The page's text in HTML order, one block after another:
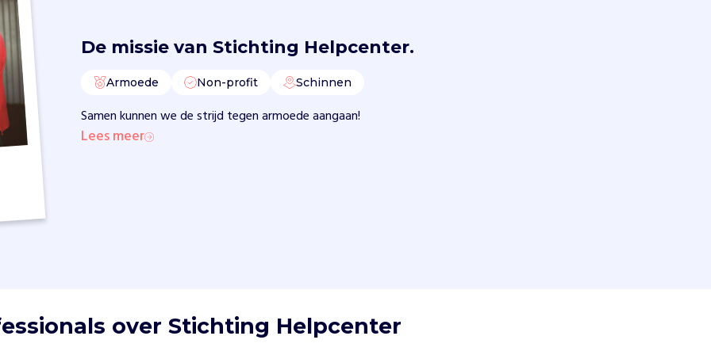
De missie van Stichting Helpcenter.
Armoede Non-profit Schinnen
Samen kunnen we de strijd tegen armoede aangaan!
Lees meer
over Stichting Helpcenter